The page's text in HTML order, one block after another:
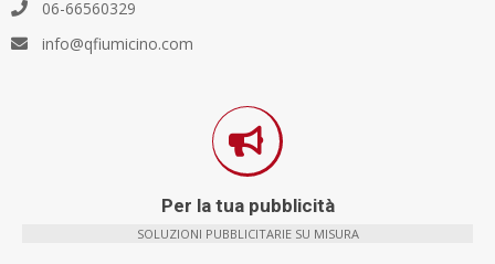
06-66560329
info@qfiumicino.com
Per la tua pubblicità
SOLUZIONI PUBBLICITARIE SU MISURA